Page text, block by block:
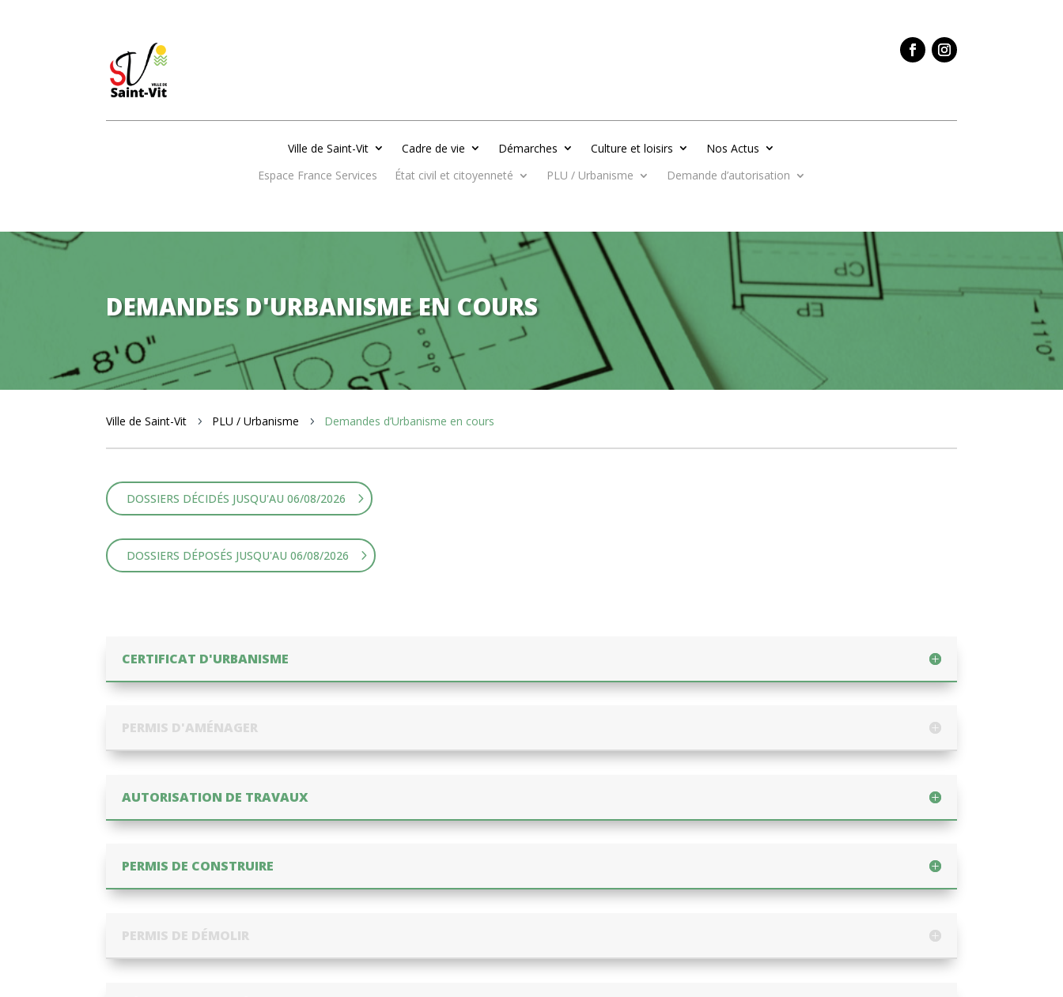
Ville de Saint-Vit Cadre de vie Démarches Culture et loisirs
Nos Actus
Espace France Services
État civil et citoyenneté PLU / Urbanisme Demande d’autorisation
DEMANDES D'URBANISME EN COURS
Ville de Saint-Vit 5 PLU / Urbanisme 5 Demandes d’Urbanisme en cours
DOSSIERS DÉCIDÉS JUSQU'AU 06/08/2026
DOSSIERS DÉPOSÉS JUSQU'AU 06/08/2026
CERTIFICAT D'URBANISME
PERMIS D'AMÉNAGER
AUTORISATION DE TRAVAUX
PERMIS DE CONSTRUIRE
PERMIS DE DÉMOLIR